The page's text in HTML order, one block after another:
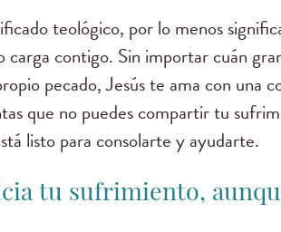
teológico, por lo menos
contigo. Sin importar cuán
pecado, Jesús te ama con una
que no puedes compartir tu
listo para consolarte y ayudarte.
tu sufrimiento,